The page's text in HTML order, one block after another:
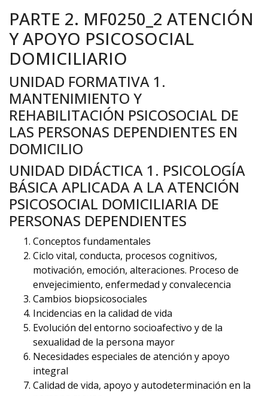
PARTE 2. MF0250_2 ATENCIÓN
Y APOYO PSICOSOCIAL
DOMICILIARIO
UNIDAD FORMATIVA 1.
MANTENIMIENTO Y
REHABILITACIÓN PSICOSOCIAL DE
LAS PERSONAS DEPENDIENTES EN
DOMICILIO
UNIDAD DIDÁCTICA 1. PSICOLOGÍA
BÁSICA APLICADA A LA ATENCIÓN
PSICOSOCIAL DOMICILIARIA DE
PERSONAS DEPENDIENTES
Conceptos fundamentales
Ciclo vital, conducta, procesos cognitivos,
motivación, emoción, alteraciones. Proceso de
envejecimiento, enfermedad y convalecencia
Cambios biopsicosociales
Incidencias en la calidad de vida
Evolución del entorno socioafectivo y de la
sexualidad de la persona mayor
Necesidades especiales de atención y apoyo
integral
Calidad de vida, apoyo y autodeterminación en la